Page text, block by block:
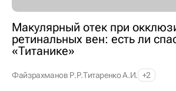
Макулярный отек при
ретинальных вен: есть ли
«Титанике»
Файзрахманов Р.Р.Титаренко А.И. +2